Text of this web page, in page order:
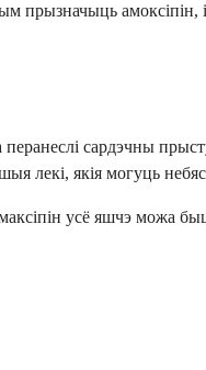
амоксіпін, і
перанеслі сардэчны
лекі, якія могуць
усё яшчэ можа